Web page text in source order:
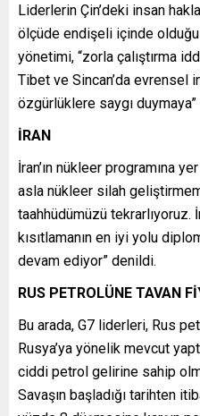
Liderlerin Çin’deki insan
ölçüde endişeli içinde
yönetimi, “zorla çalıştırma
Tibet ve Sincan’da evrensel
özgürlüklere saygı
İRAN
İran’ın nükleer programına
asla nükleer silah
taahhüdümüzü tekrarlıyoruz.
kısıtlamanın en iyi yolu
devam ediyor” denildi.
RUS PETROLÜNE TAVAN
Bu arada, G7 liderleri, Rus
Rusya’ya yönelik mevcut
ciddi petrol gelirine sahip
Savaşın başladığı tarihten